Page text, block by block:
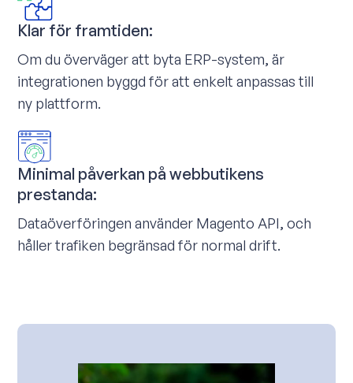
Klar för framtiden:
Om du överväger att byta ERP-system, är
integrationen byggd för att enkelt anpassas till
ny plattform.
Minimal påverkan på webbutikens
prestanda:
Dataöverföringen använder Magento API, och
håller trafiken begränsad för normal drift.